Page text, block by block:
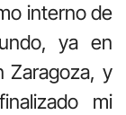
interno de
ya en
Zaragoza, y
mi